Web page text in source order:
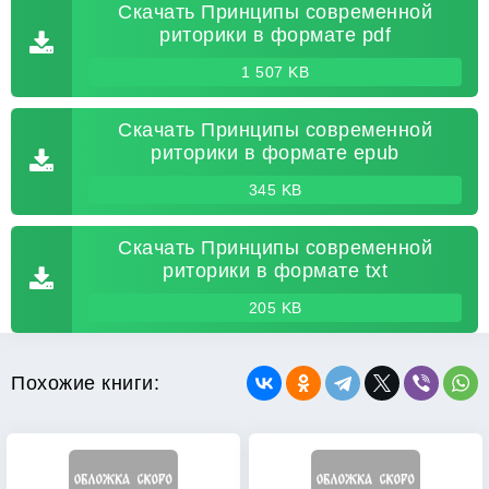
Скачать Принципы современной
риторики в формате pdf
1 507 KB
Скачать Принципы современной
риторики в формате epub
345 KB
Скачать Принципы современной
риторики в формате txt
205 KB
Похожие книги: